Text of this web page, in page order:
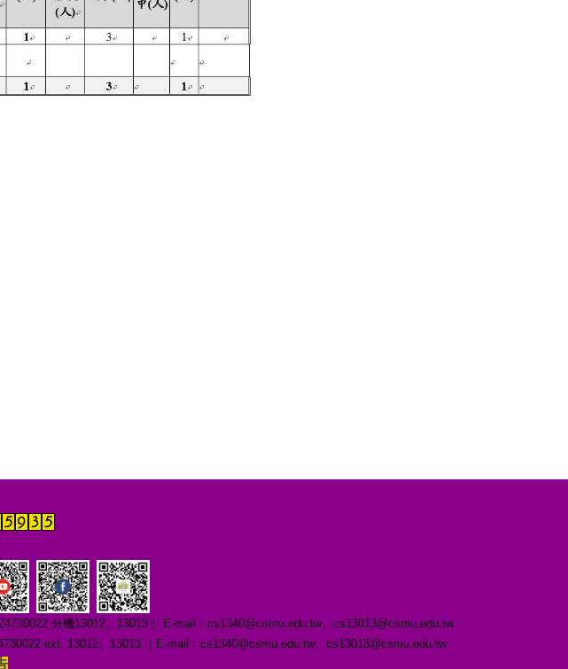
分機13012、13013｜ E-mail：cs1340@csmu.edu.tw、cs13013@csmu.edu.tw
ext. 13012、13013 ｜E-mail：cs1340@csmu.edu.tw、cs13013@csmu.edu.tw